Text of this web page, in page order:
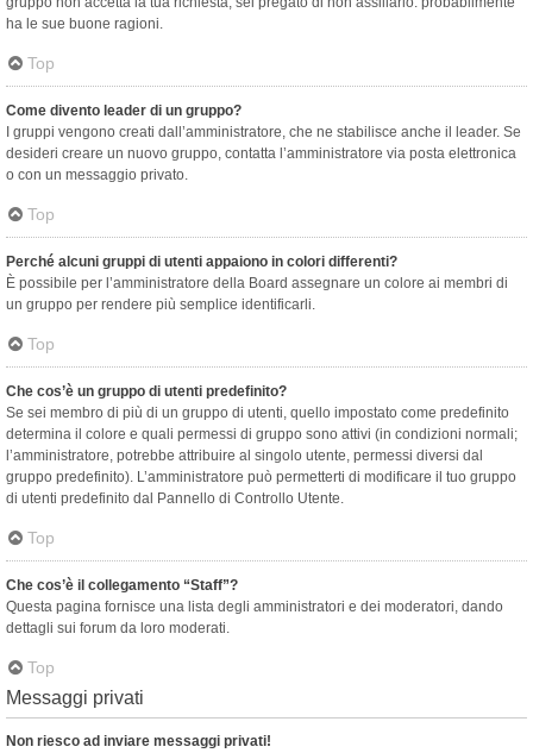
ha le sue buone ragioni.
Top
Come divento leader di un gruppo?
I gruppi vengono creati dall’amministratore, che ne stabilisce anche il leader. Se
desideri creare un nuovo gruppo, contatta l’amministratore via posta elettronica
o con un messaggio privato.
Top
Perché alcuni gruppi di utenti appaiono in colori differenti?
È possibile per l’amministratore della Board assegnare un colore ai membri di
un gruppo per rendere più semplice identificarli.
Top
Che cos’è un gruppo di utenti predefinito?
Se sei membro di più di un gruppo di utenti, quello impostato come predefinito
determina il colore e quali permessi di gruppo sono attivi (in condizioni normali;
l’amministratore, potrebbe attribuire al singolo utente, permessi diversi dal
gruppo predefinito). L’amministratore può permetterti di modificare il tuo gruppo
di utenti predefinito dal Pannello di Controllo Utente.
Top
Che cos’è il collegamento “Staff”?
Questa pagina fornisce una lista degli amministratori e dei moderatori, dando
dettagli sui forum da loro moderati.
Top
Messaggi privati
Non riesco ad inviare messaggi privati!